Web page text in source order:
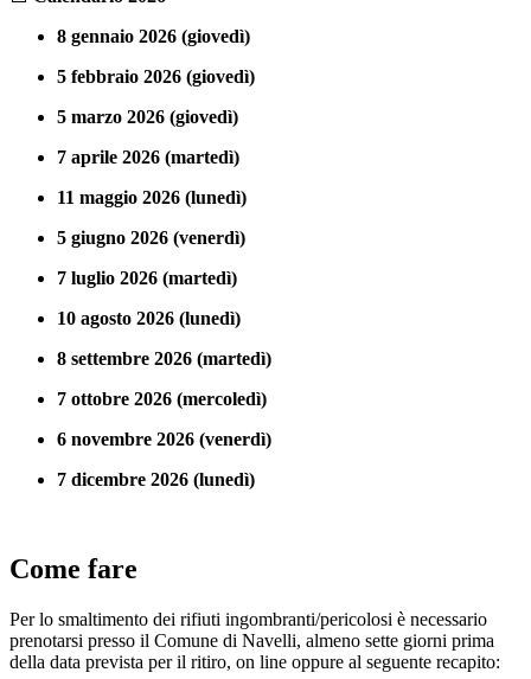
8 gennaio 2026 (giovedì)
5 febbraio 2026 (giovedì)
5 marzo 2026 (giovedì)
7 aprile 2026 (martedì)
11 maggio 2026 (lunedì)
5 giugno 2026 (venerdì)
7 luglio 2026 (martedì)
10 agosto 2026 (lunedì)
8 settembre 2026 (martedì)
7 ottobre 2026 (mercoledì)
6 novembre 2026 (venerdì)
7 dicembre 2026 (lunedì)
Come fare
Per lo smaltimento dei rifiuti ingombranti/pericolosi è necessario
prenotarsi presso il Comune di Navelli, almeno sette giorni prima
della data prevista per il ritiro, on line oppure al seguente recapito: